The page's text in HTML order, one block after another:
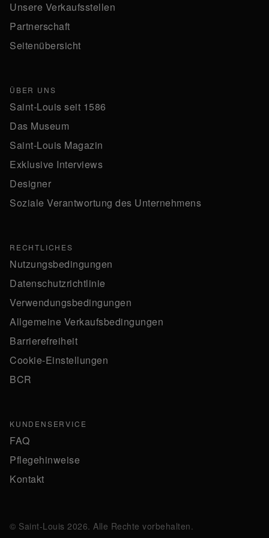
Unsere Verkaufsstellen
Partnerschaft
Seitenübersicht
ÜBER UNS
Saint-Louis seit 1586
Das Museum
Saint-Louis Magazin
Exklusive Interviews
Designer
Soziale Verantwortung des Unternehmens
RECHTLICHES
Nutzungsbedingungen
Datenschutzrichtlinie
Verwendungsbedingungen
Allgemeine Verkaufsbedingungen
Barrierefreiheit
Cookie-Einstellungen
BCR
KUNDENSERVICE
FAQ
Pflegehinweise
Kontakt
© Saint-Louis 2026. Alle Rechte vorbehalten.